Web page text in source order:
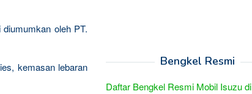
oleh PT.
kemasan lebaran
Bengkel Resmi
Daftar Bengkel Resmi Mobil Isuzu di